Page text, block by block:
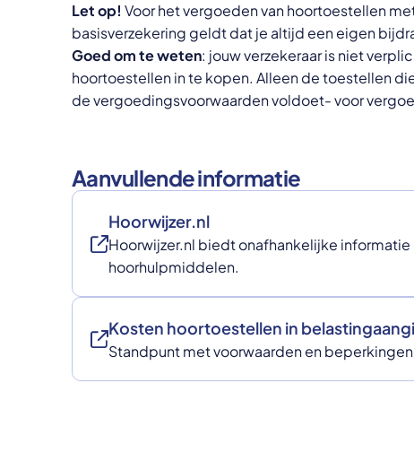
Let op! Voor het vergoeden van hoortoestellen
basisverzekering geldt dat je altijd een eigen
Goed om te weten: jouw verzekeraar is niet
hoortoestellen in te kopen. Alleen de toestellen
de vergoedingsvoorwaarden voldoet- voor
Aanvullende informatie
Hoorwijzer.nl
Hoorwijzer.nl biedt onafhankelijke informatie
hoorhulpmiddelen.
Kosten hoortoestellen in
Standpunt met voorwaarden en beperkingen